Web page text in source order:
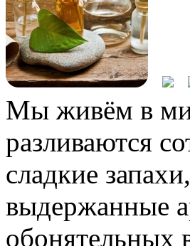
Мы живём в
разливаются
сладкие
выдержанные
обонятельных